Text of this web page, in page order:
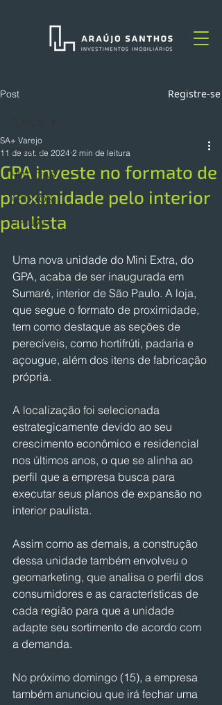
Post Registre-se
TODOS
NOTÍCIAS
ARTIGOS
OPINIÃO
GPA investe no formato de
proximidade pelo interior
paulista
SA+ Varejo
11 de set. de 2024 2 min de leitura
Uma nova unidade do Mini Extra, do
GPA, acaba de ser inaugurada em
Sumaré, interior de São Paulo. A loja,
que segue o formato de proximidade,
tem como destaque as seções de
perecíveis, como hortifrúti, padaria e
açougue, além dos itens de fabricação
própria.
A localização foi selecionada
estrategicamente devido ao seu
crescimento econômico e residencial
nos últimos anos, o que se alinha ao
perfil que a empresa busca para
executar seus planos de expansão no
interior paulista.
Assim como as demais, a construção
dessa unidade também envolveu o
geomarketing, que analisa o perfil dos
consumidores e as características de
cada região para que a unidade
adapte seu sortimento de acordo com
a demanda.
No próximo domingo (15), a empresa
também anunciou que irá fechar uma